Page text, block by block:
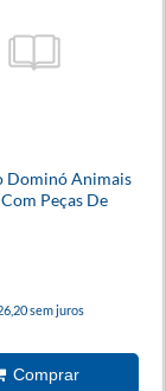
Dominó Animais
Peças De
sem juros